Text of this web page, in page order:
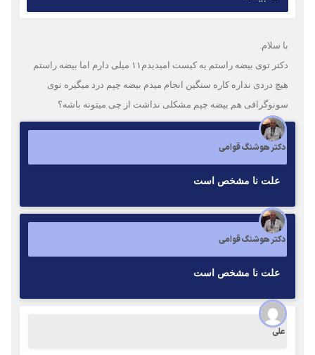
با سلام.
دکتر توی بیضه راستم یه کیست امیدیدم۱۱ میلی دارم اما بیضه راستم
هیچ دردی نداره کاره سنگین انجام میدم بیضه چپم درد میگیره توی
سونوگرافی هم بیضه چپم مشکلی نداشت از چی میتونه باشه؟
دکتر هوشنگ قوامی
علت نا مشخص است
دکتر هوشنگ قوامی
علت نا مشخص است
علی